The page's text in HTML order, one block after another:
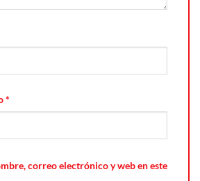
*
correo electrónico y web en este